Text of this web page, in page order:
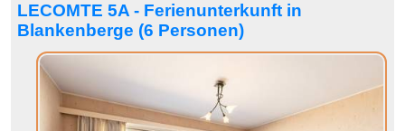
LECOMTE 5A - Ferienunterkunft in
Blankenberge (6 Personen)